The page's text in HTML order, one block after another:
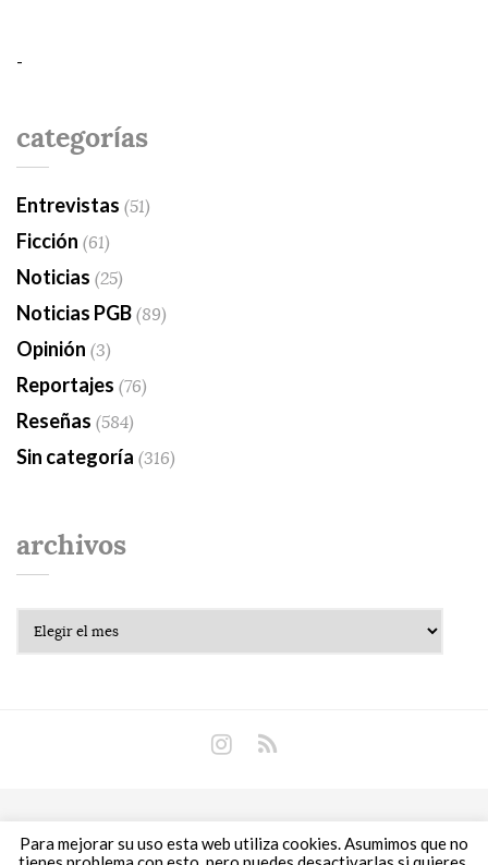
-
categorías
Entrevistas (51)
Ficción (61)
Noticias (25)
Noticias PGB(89)
Opinión (3)
Reportajes (76)
Reseñas (584)
Sin categoría (316)
archivos
Copyright © 2018 Libros Prohibidos •
Política de
privacidad
Para mejorar su uso esta web utiliza cookies. Asumimos que no